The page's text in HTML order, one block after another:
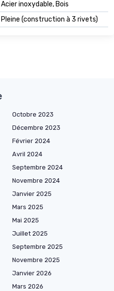
Acier inoxydable, Bois
Pleine (construction à 3 rivets)
Octobre 2023
Décembre 2023
Février 2024
Avril 2024
Septembre 2024
Novembre 2024
Janvier 2025
Mars 2025
Mai 2025
Juillet 2025
Septembre 2025
Novembre 2025
Janvier 2026
Mars 2026